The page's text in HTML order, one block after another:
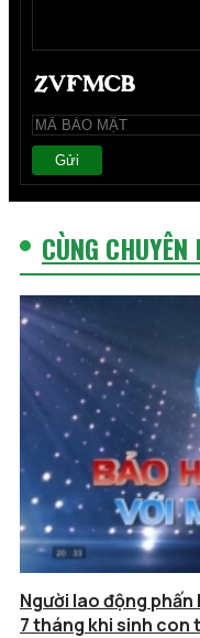
Gửi
CÙNG CHUYÊN
Người lao động
7 tháng khi sinh con